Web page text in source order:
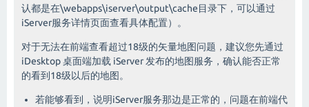
认都是在\webapps\iserver\output\cache目录下，可以通过
iServer服务详情页面查看具体配置）。
对于无法在前端查看超过18级的矢量地图问题，建议您先通过
iDesktop 桌面端加载 iServer 发布的地图服务，确认能否正常
的看到18级以后的地图。
若能够看到，说明iServer服务那边是正常的，问题在前端代